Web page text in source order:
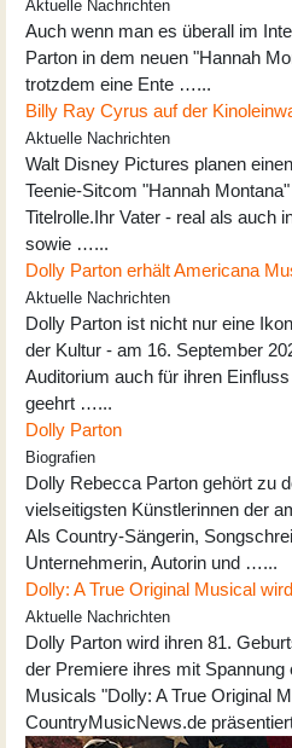
Aktuelle Nachrichten
Auch wenn man es überall im
Parton in dem neuen "Hannah
trotzdem eine Ente …...
Billy Ray Cyrus auf der
Aktuelle Nachrichten
Walt Disney Pictures planen
Teenie-Sitcom "Hannah
Titelrolle.Ihr Vater - real als auch
sowie …...
Dolly Parton erhält Americana
Aktuelle Nachrichten
Dolly Parton ist nicht nur eine
der Kultur - am 16. September
Auditorium auch für ihren
geehrt …...
Dolly Parton
Biografien
Dolly Rebecca Parton gehört zu
vielseitigsten Künstlerinnen der
Als Country-Sängerin,
Unternehmerin, Autorin und …...
Dolly: A True Original Musical
Aktuelle Nachrichten
Dolly Parton wird ihren 81.
der Premiere ihres mit
Musicals "Dolly: A True Original
CountryMusicNews.de